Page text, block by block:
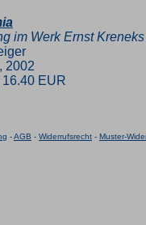
im Werk Ernst Kreneks
2002
16.40 EUR
-AGB - Widerrufsrecht - Muster-